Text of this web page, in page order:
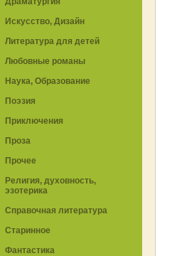
Искусство, Дизайн
Литература для детей
Любовные романы
Наука, Образование
Поэзия
Приключения
Проза
Прочее
Религия, духовность,
эзотерика
Справочная литература
Старинное
Фантастика